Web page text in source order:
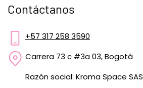
Contáctanos
+57 317 258 3590
Carrera 73 c #3a 03, Bogotá
Razón social: Kroma Space SAS